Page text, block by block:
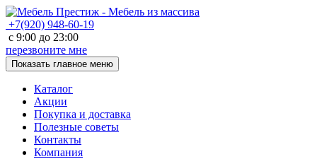
+7(920) 948-60-19
с 9:00 до 23:00
перезвоните мне
Показать главное меню
Каталог
Акции
Покупка и доставка
Полезные советы
Контакты
Компания